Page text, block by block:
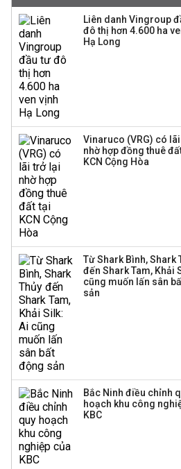
loạt giảm điểm
dầu quay đầu
Hơn 227.000 tài
gia nhập thị
nhiệm khi dự án
tiến độ, đội vốn
Liên danh Vingroup
đô thị hơn 4.600 ha
Hạ Long
Vinaruco (VRG) có
nhờ hợp đồng thuê
KCN Cộng Hòa
Từ Shark Bình, Shark
đến Shark Tam, Khải
cũng muốn lấn sân
sản
Bắc Ninh điều chỉnh
hoạch khu công
KBC